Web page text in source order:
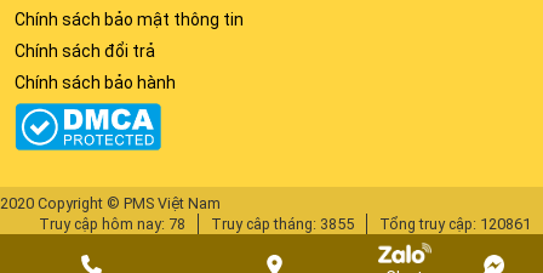
Chính sách bảo mật thông tin
Chính sách đổi trả
Chính sách bảo hành
2020 Copyright © PMS Việt Nam
Truy cập hôm nay: 78
Truy câp tháng: 3855 Tổng truy cập: 120861